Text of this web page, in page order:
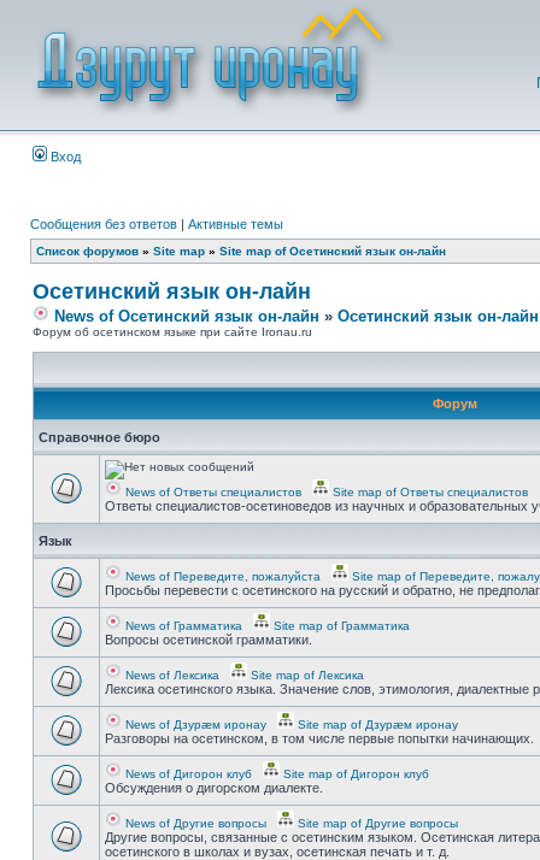
Вход
Сообщения без ответов | Активные темы
Список форумов » Site map » Site map of Осетинский язык он-лайн
Осетинский язык он-лайн
News of Осетинский язык он-лайн » Осетинский язык он-лайн
Форум об осетинском языке при сайте Ironau.ru
Форум
Справочное бюро
News of Ответы специалистов Site map of Ответы специалистов
Ответы специалистов-осетиноведов из научных и
Язык
News of Переведите, пожалуйста Site map of Переведите,
Просьбы перевести с осетинского на русский и обратно, не
News of Грамматика Site map of Грамматика
Вопросы осетинской грамматики.
News of Лексика Site map of Лексика
Лексика осетинского языка. Значение слов, этимология, диалектные
News of Дзурæм иронау Site map of Дзурæм иронау
Разговоры на осетинском, в том числе первые попытки начинающих.
News of Дигорон клуб Site map of Дигорон клуб
Обсуждения о дигорском диалекте.
News of Другие вопросы Site map of Другие вопросы
Другие вопросы, связанные с осетинским языком. Осетинская
осетинского в школах и вузах, осетинская печать и т. д.